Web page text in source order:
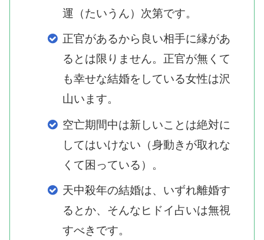
運（たいうん）次第です。
正官があるから良い相手に縁があ
るとは限りません。正官が無くて
も幸せな結婚をしている女性は沢
山います。
空亡期間中は新しいことは絶対に
してはいけない（身動きが取れな
くて困っている）。
天中殺年の結婚は、いずれ離婚す
るとか、そんなヒドイ占いは無視
すべきです。